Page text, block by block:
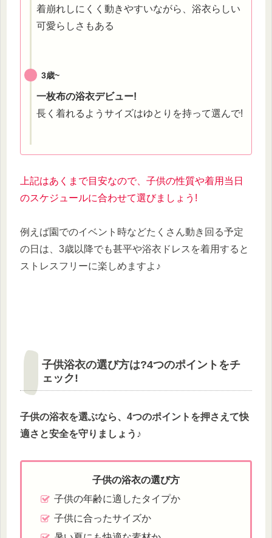
着崩れしにくく動きやすいながら、浴衣らしい
可愛らしさもある
3歳~
一枚布の浴衣デビュー!
長く着れるようサイズはゆとりを持って選んで!
上記はあくまで目安なので、子供の性質や着用当日
のスケジュールに合わせて選びましょう!
例えば園でのイベント時などたくさん動き回る予定
の日は、3歳以降でも甚平や浴衣ドレスを着用すると
ストレスフリーに楽しめますよ♪
子供浴衣の選び方は?4つのポイントをチ
ェック!
子供の浴衣を選ぶなら、4つのポイントを押さえて快
適さと安全を守りましょう♪
子供の浴衣の選び方
子供の年齢に適したタイプか
子供に合ったサイズか